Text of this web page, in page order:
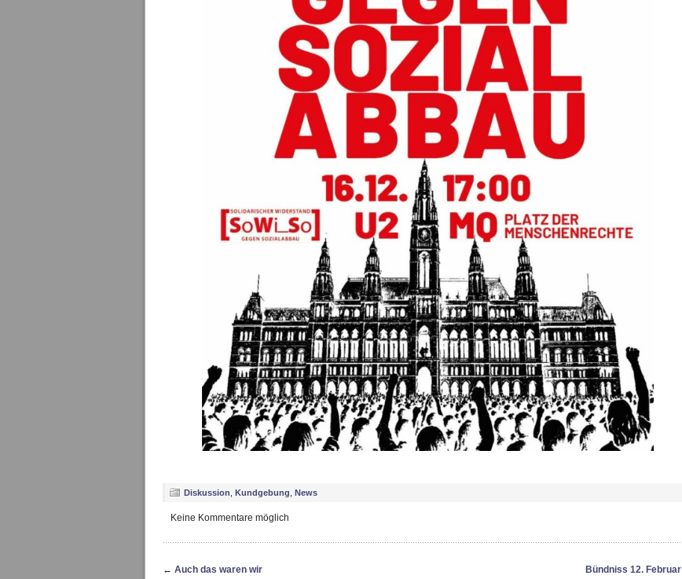
Diskussion Kundgebung News
Keine Kommentare möglich
← Auch das waren wir Bündniss 12. Februar